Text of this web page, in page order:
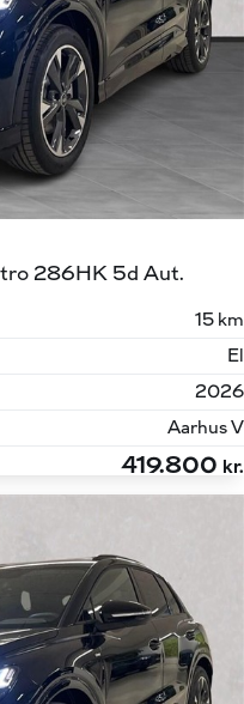
286HK 5d Aut.
15 km
El
2026
Aarhus V
419.800 kr.